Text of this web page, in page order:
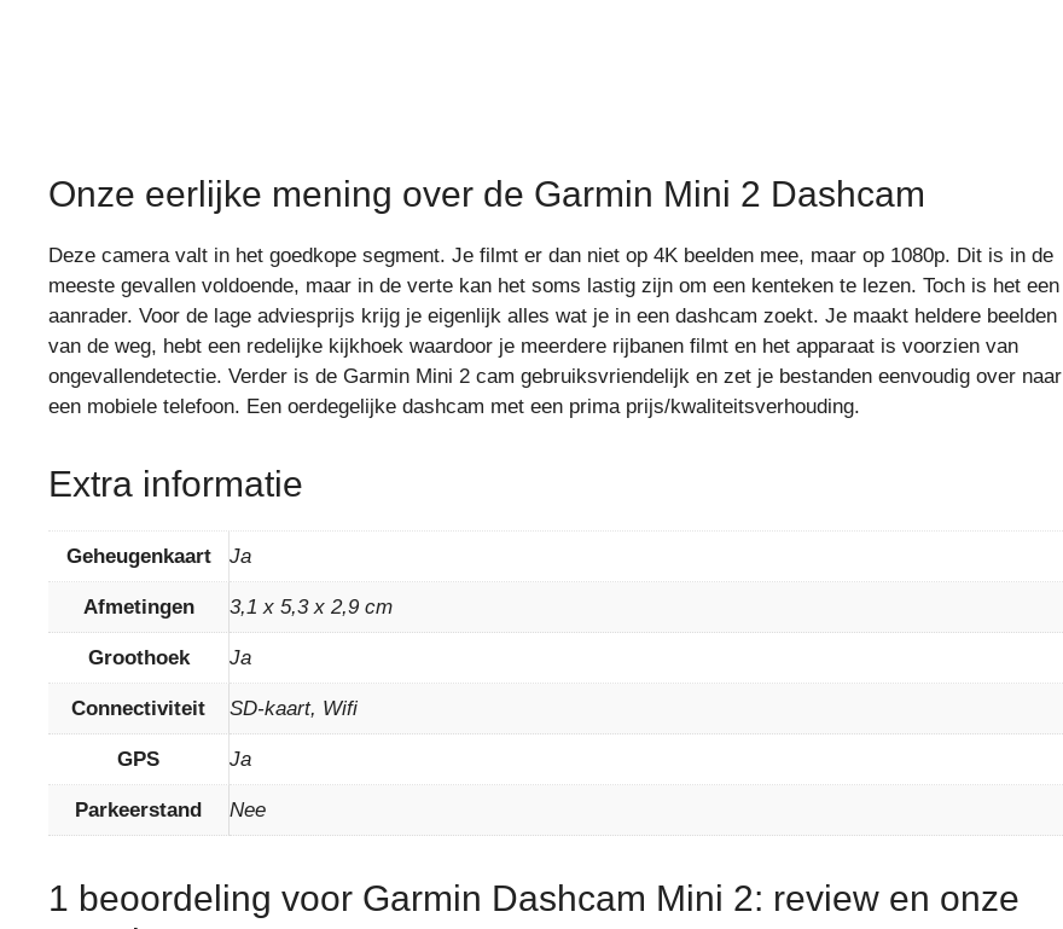
Onze eerlijke mening over de Garmin Mini 2 Dashcam
Deze camera valt in het goedkope segment. Je filmt er dan niet op 4K beelden mee, maar op 1080p. Dit is in de
meeste gevallen voldoende, maar in de verte kan het soms lastig zijn om een kenteken te lezen. Toch is het een
aanrader. Voor de lage adviesprijs krijg je eigenlijk alles wat je in een dashcam zoekt. Je maakt heldere beelden
van de weg, hebt een redelijke kijkhoek waardoor je meerdere rijbanen filmt en het apparaat is voorzien van
ongevallendetectie. Verder is de Garmin Mini 2 cam gebruiksvriendelijk en zet je bestanden eenvoudig over naar
een mobiele telefoon. Een oerdegelijke dashcam met een prima prijs/kwaliteitsverhouding.
Extra informatie
Geheugenkaart Ja
Afmetingen 3,1 x 5,3 x 2,9 cm
Groothoek Ja
Connectiviteit SD-kaart, Wifi
GPS Ja
Parkeerstand Nee
1 beoordeling voor Garmin Dashcam Mini 2: review en onze